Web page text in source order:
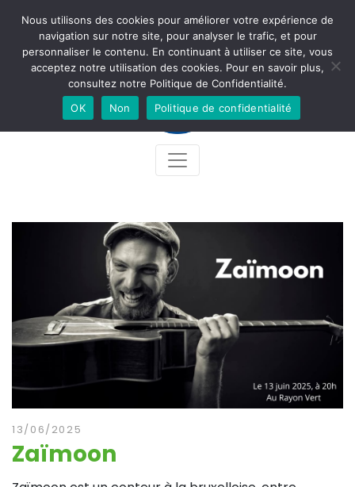
Newsletter Accès Contact Facebook Instagram
13/06/2025
Zaïmoon
Nous utilisons des cookies pour améliorer votre expérience de
navigation sur notre site, pour analyser le trafic, et pour
personnaliser le contenu. En continuant à utiliser ce site, vous
acceptez notre utilisation des cookies. Pour en savoir plus,
consultez notre Politique de Confidentialité.
OK
Non Politique de confidentialité